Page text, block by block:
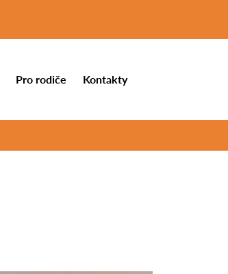
Pro rodiče Kontakty